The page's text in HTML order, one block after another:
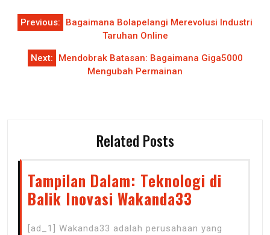
Post
navigation
Previous:
Bagaimana Bolapelangi Merevolusi Industri
Taruhan Online
Next:
Mendobrak Batasan: Bagaimana Giga5000
Mengubah Permainan
Related Posts
Tampilan Dalam: Teknologi di
Balik Inovasi Wakanda33
[ad_1] Wakanda33 adalah perusahaan yang